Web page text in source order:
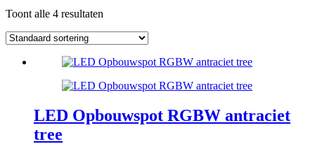
Toont alle 4 resultaten
LED Opbouwspot RGBW antraciet
tree